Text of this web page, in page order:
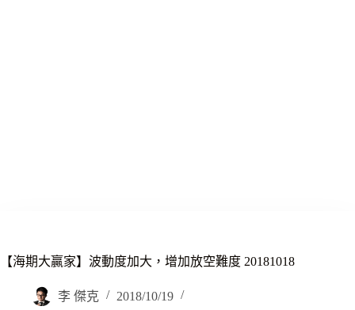
【海期大贏家】波動度加大，增加放空難度 20181018
李 傑克
2018/10/19